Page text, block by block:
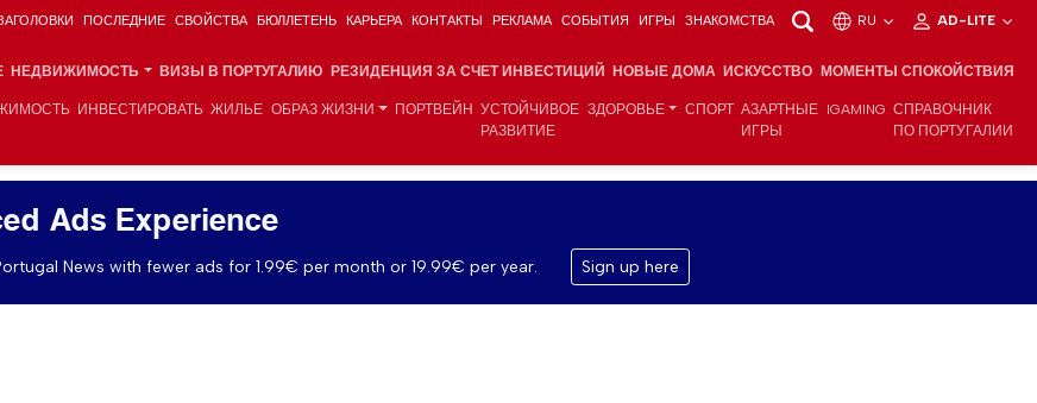
ПОСЛЕДНИЕ СВОЙСТВА БЮЛЛЕТЕНЬ КАРЬЕРА КОНТАКТЫ РЕКЛАМА СОБЫТИЯ ИГРЫ ЗНАКОМСТВА RU AD-LITE
НЕДВИЖИМОСТЬ ВИЗЫ В ПОРТУГАЛИЮ РЕЗИДЕНЦИЯ ЗА СЧЕТ ИНВЕСТИЦИЙ НОВЫЕ ДОМА ИСКУССТВО МОМЕНТЫ СПОКОЙСТВИЯ
ИНВЕСТИРОВАТЬ ЖИЛЬЕ ОБРАЗ ЖИЗНИ ПОРТВЕЙН УСТОЙЧИВОЕ
РАЗВИТИЕ
ЗДОРОВЬЕ СПОРТ АЗАРТНЫЕ
ИГРЫ
IGAMING СПРАВОЧНИК
ПО ПОРТУГАЛИИ
Ads Experience
News with fewer ads for 1.99€ per month or 19.99€ per year. Sign up here